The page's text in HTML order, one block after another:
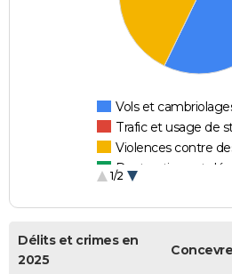
Vols et
Trafic et usage de
Violences contre
Destructions et
1/2
Délits et crimes en
2025